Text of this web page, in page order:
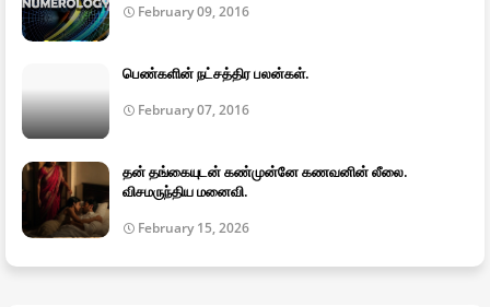
February 09, 2016
பெண்களின் நட்சத்திர பலன்கள்.
February 07, 2016
தன் தங்கையுடன் கண்முன்னே கணவனின் லீலை.
விசமருந்திய மனைவி.
February 15, 2026